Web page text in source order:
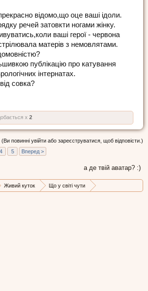
відомо,що оце ваші ідоли.
речей затовкти ногами жінку.
ваші герої - червона
матерів з немовлятами.
публікацію про катування
інтернатах.
совка?
x 2
(Ви повинні увійти або зареєструватися, щоб відповісти.)
4 5 Вперед >
а де твій аватар? :)
Живий куток
Що у світі чути